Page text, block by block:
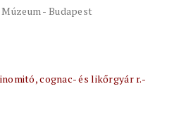
- Budapest
cognac- és likőrgyár r.-